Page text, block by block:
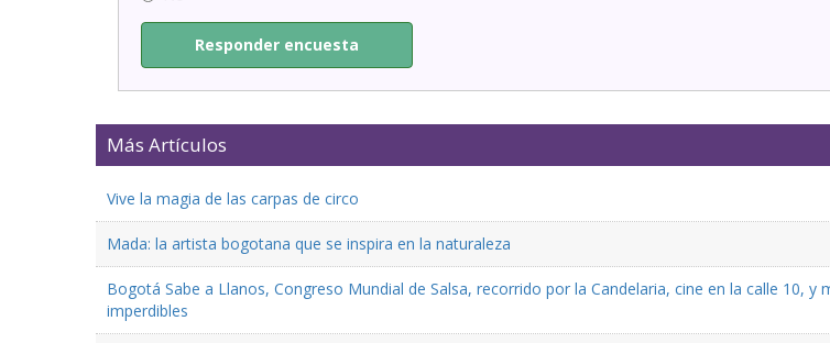
Responder encuesta
Más Artículos
Vive la magia de las carpas de circo
Mada: la artista bogotana que se inspira en la naturaleza
Bogotá Sabe a Llanos, Congreso Mundial de Salsa, recorrido por la Candelaria, cine en la calle 10, y
imperdibles